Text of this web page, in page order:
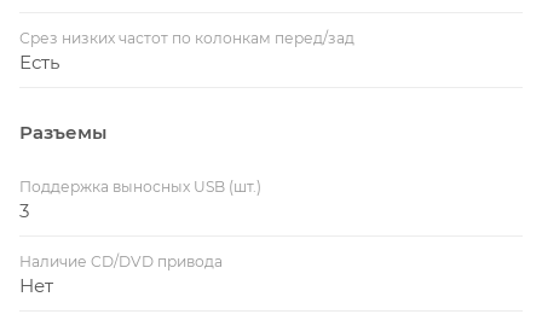
Срез низких частот по колонкам перед/зад
Есть
Разъемы
Поддержка выносных USB (шт.)
3
Наличие CD/DVD привода
Нет